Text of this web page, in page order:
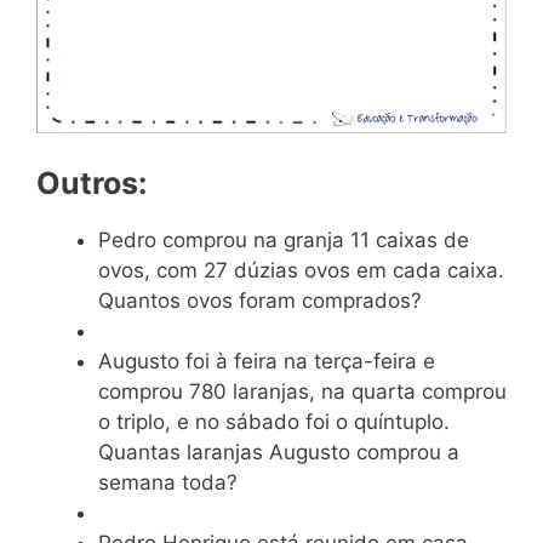
Outros:
Pedro comprou na granja 11 caixas de
ovos, com 27 dúzias ovos em cada caixa.
Quantos ovos foram comprados?
Augusto foi à feira na terça-feira e
comprou 780 laranjas, na quarta comprou
o triplo, e no sábado foi o quíntuplo.
Quantas laranjas Augusto comprou a
semana toda?